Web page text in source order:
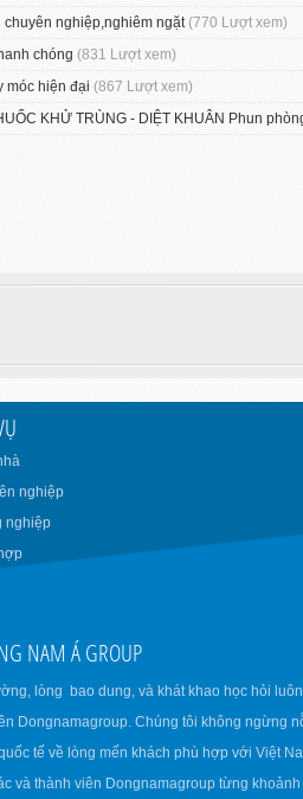
chuyên nghiệp,nghiêm ngặt (770 Lượt xem)
chóng (831 Lượt xem)
móc hiện đại (867 Lượt xem)
KHỬ TRÙNG - DIỆT KHUÂN Phun
nghiệp
nghiệp
NAM Á GROUP
lòng bao dung, và khát khao học hỏi
Dongnamagroup. Chúng tôi không ngừng
tế về lòng mến khách phù hợp với Việt
và thành viên Dongnamagroup từng